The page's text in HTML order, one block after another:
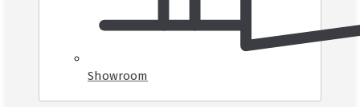
Showroom